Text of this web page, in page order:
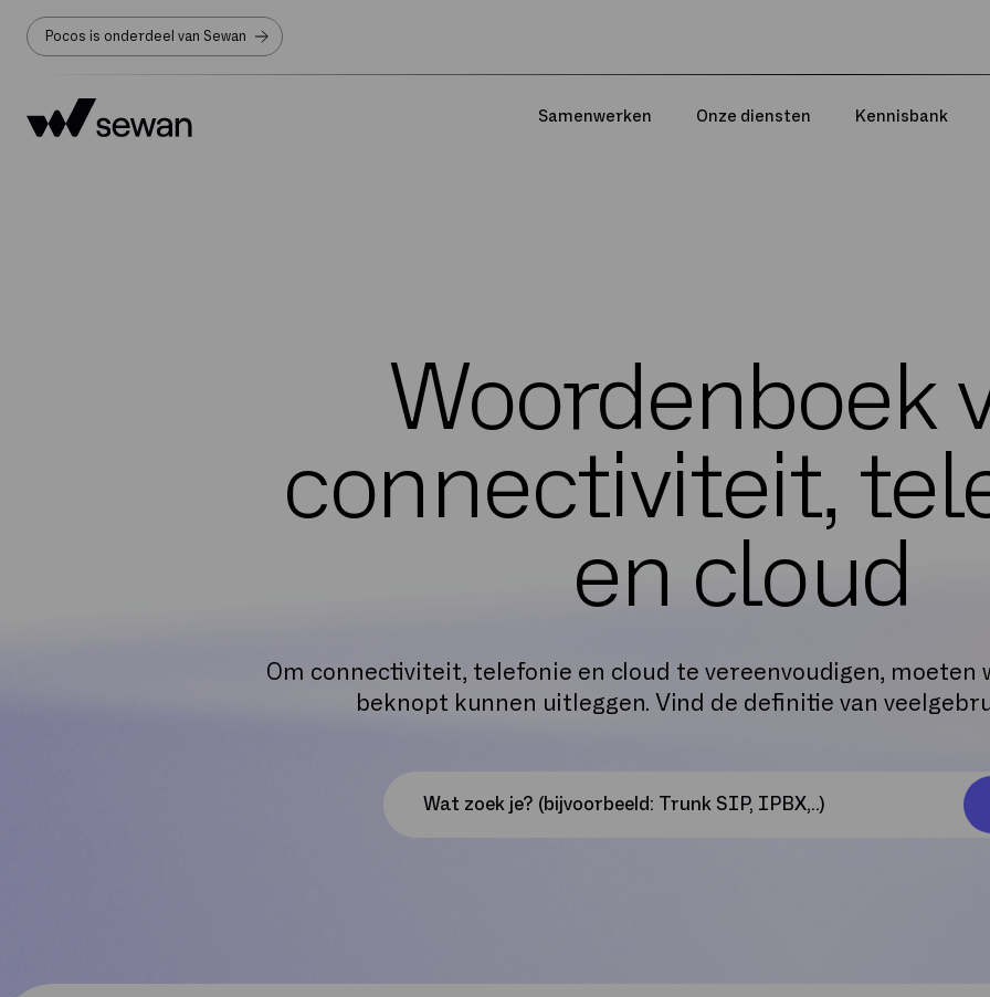
Pocos is onderdeel van Sewan
Samenwerken Onze diensten Kennisbank
Woordenboek
connectiviteit,
en cloud
Om connectiviteit, telefonie en cloud te vereenvoudigen, moeten
beknopt kunnen uitleggen. Vind de definitie van